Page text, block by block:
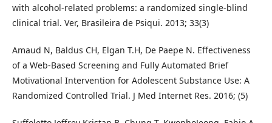
with alcohol-related problems: a randomized single-blind
clinical trial. Ver, Brasileira de Psiqui. 2013; 33(3)
Amaud N, Baldus CH, Elgan T.H, De Paepe N. Effectiveness
of a Web-Based Screening and Fully Automated Brief
Motivational Intervention for Adolescent Substance Use: A
Randomized Controlled Trial. J Med Internet Res. 2016; (5)